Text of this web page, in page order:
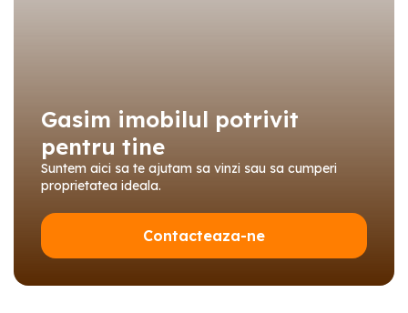
Gasim imobilul potrivit
pentru tine
Suntem aici sa te ajutam sa vinzi sau sa cumperi
proprietatea ideala.
Contacteaza-ne